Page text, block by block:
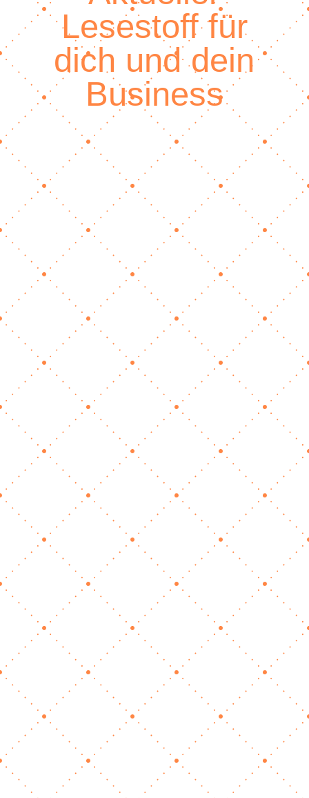
Lesestoff für
dich und dein
Business
Saisonpause clever
nutzen – das 1×1 der
Wintervorbereitung
Dez. 4, 2025
Unternehmensstrategie
Warum die ruhigeren Monate dein größter
Vorteil sein können Wenn es draußen kälter
wird und die Tage kürzer werden, verändert
sich auch der Rhythmus vieler tierisch
Selbstständiger. Termine verlagern sich nach
drinnen oder werden seltener, Anfragen gehen
zurück und…
mehr lesen…
Von „Ich poste, wenn ich
Zeit hab“ zu „Ich hab
einen Plan“ –
Contentplanung leicht
gemacht
Nov. 20, 2025 |
Ich erinnere mich noch gut an eine Zeit, in der
ich Social Media als… sagen wir: eine spontane
Nebenbeschäftigung gesehen habe.Wenn mir
etwas Schönes vor die Kamera sprang, wenn
ich gerade das Gefühl hatte „Ach, heute könnte
ich mal wieder posten“, dann passierte…
mehr lesen…
💤 Social Media im